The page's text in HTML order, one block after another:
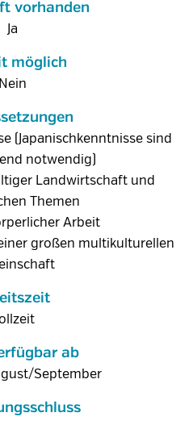
vorhanden
Ja
möglich
Nein
(Japanischkenntnisse sind
notwendig)
Landwirtschaft und
Themen
Arbeit
großen multikulturellen
ab
September